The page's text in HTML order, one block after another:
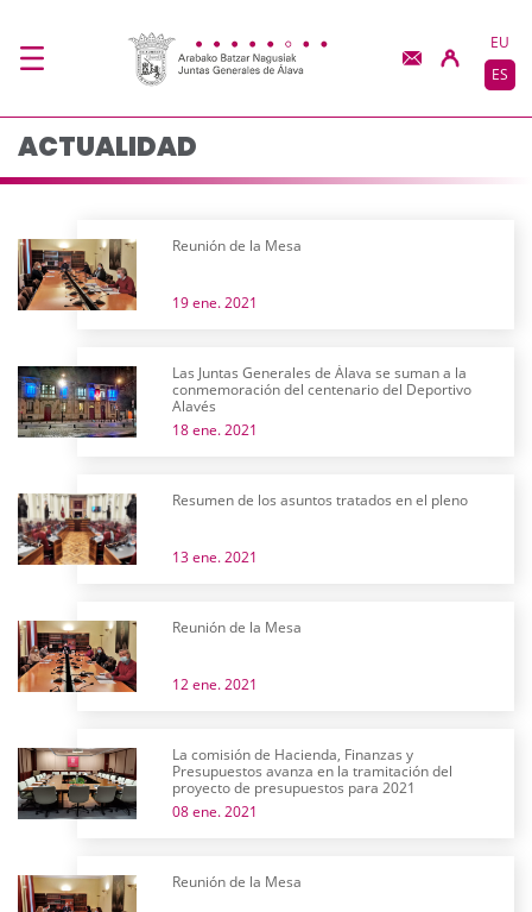
Actualidad - JJGG-
EU
ES
ACTUALIDAD
Reunión de la Mesa
19 ene. 2021
Las Juntas Generales de Álava se suman a la
conmemoración del centenario del Deportivo
Alavés
18 ene. 2021
Resumen de los asuntos tratados en el pleno
13 ene. 2021
Reunión de la Mesa
12 ene. 2021
La comisión de Hacienda, Finanzas y
Presupuestos avanza en la tramitación del
proyecto de presupuestos para 2021
08 ene. 2021
Reunión de la Mesa